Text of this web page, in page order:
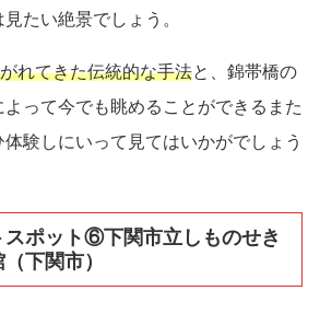
たい絶景でしょう。
れてきた伝統的な手法と、錦帯橋の
って今でも眺めることができるまた
験しにいって見てはいかがでしょう
スポット⑥下関市立しものせき
下関市）